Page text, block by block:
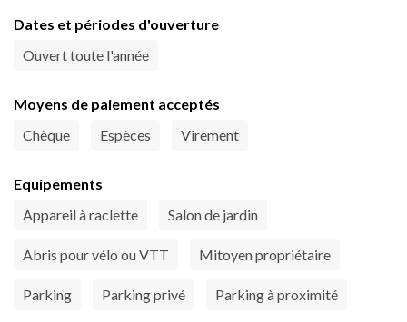
Dates et périodes d'ouverture
Ouvert toute l'année
Moyens de paiement acceptés
Chèque
Espèces Virement
Equipements
Appareil à raclette
Salon de jardin
Abris pour vélo ou VTT Mitoyen propriétaire
Parking Parking privé Parking à proximité